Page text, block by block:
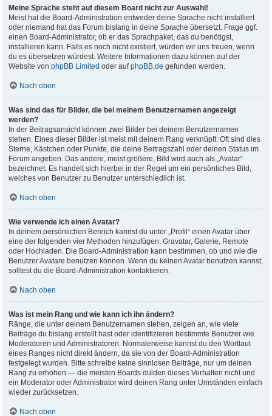
Meine Sprache steht auf diesem Board nicht zur Auswahl!
Meist hat die Board-Administration entweder deine Sprache nicht installiert
oder niemand hat das Forum bislang in deine Sprache übersetzt. Frage ggf.
einen Board-Administrator, ob er das Sprachpaket, das du benötigst,
installieren kann. Falls es noch nicht existiert, würden wir uns freuen, wenn
du es übersetzen würdest. Weitere Informationen dazu können auf der
Website vonphpBB Limited oder aufphpBB.de gefunden werden.
Nach oben
Was sind das für Bilder, die bei meinem Benutzernamen angezeigt
werden?
In der Beitragsansicht können zwei Bilder bei deinem Benutzernamen
stehen. Eines dieser Bilder ist meist mit deinem Rang verknüpft: Oft sind dies
Sterne, Kästchen oder Punkte, die deine Beitragszahl oder deinen Status im
Forum angeben. Das andere, meist größere, Bild wird auch als „Avatar“
bezeichnet. Es handelt sich hierbei in der Regel um ein persönliches Bild,
welches von Benutzer zu Benutzer unterschiedlich ist.
Nach oben
Wie verwende ich einen Avatar?
In deinem persönlichen Bereich kannst du unter „Profil“ einen Avatar über
eine der folgenden vier Methoden hinzufügen: Gravatar, Galerie, Remote
oder Hochladen. Die Board-Administration kann bestimmen, ob und wie die
Benutzer Avatare benutzen können. Wenn du keinen Avatar benutzen kannst,
solltest du die Board-Administration kontaktieren.
Nach oben
Was ist mein Rang und wie kann ich ihn ändern?
Ränge, die unter deinem Benutzernamen stehen, zeigen an, wie viele
Beiträge du bislang erstellt hast oder identifizieren bestimmte Benutzer wie
Moderatoren und Administratoren. Normalerweise kannst du den Wortlaut
eines Ranges nicht direkt ändern, da sie von der Board-Administration
festgelegt wurden. Bitte schreibe keine sinnlosen Beiträge, nur um deinen
Rang zu erhöhen — die meisten Boards dulden dieses Verhalten nicht und
ein Moderator oder Administrator wird deinen Rang unter Umständen einfach
wieder zurücksetzen.
Nach oben